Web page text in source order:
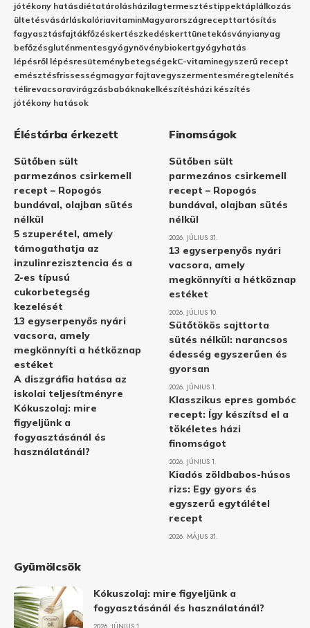
jótékony hatásdiétatárolásházilagtermesztéstippektáplálkozás
ültetésvásárláskalóriavitaminMagyarországrecepttartósítás
fagyasztásfajtákfőzéskertészkedéskerttünetekásványianyag
befőzésgluténmentesgyógynövénybiokertgyógyhatás
lépésről lépésresüteménybetegségekC-vitaminegyszerű recept
emésztésfrissességmagyar fajtavegyszermentesméregtelenítés
télirevacsoravirágzásbabáknakelkészítésházi készítés
jótékony hatások
Éléstárba érkezett
Sütőben sült
parmezános csirkemell
recept – Ropogós
bundával, olajban sütés
nélkül
5 szuperétel, amely
támogathatja az
inzulinrezisztencia és a
2-es típusú
cukorbetegség
kezelését
13 egyserpenyős nyári
vacsora, amely
megkönnyíti a hétköznap
estéket
A diszgráfia hatása az
iskolai teljesítményre
Kókuszolaj: mire
figyeljünk a
fogyasztásánál és
használatánál?
Finomságok
Sütőben sült
parmezános csirkemell
recept – Ropogós
bundával, olajban sütés
nélkül
2026. JÚLIUS 31.
13 egyserpenyős nyári
vacsora, amely
megkönnyíti a hétköznap
estéket
2026. JÚLIUS 10.
Sütőtökös sajttorta
sütés nélkül: narancsos
édesség egyszerűen és
gyorsan
2026. JÚNIUS 1.
Klasszikus epres gombóc
recept: Így készítsd el a
tökéletes házi
finomságot
2026. JÚNIUS 1.
Kiadós zöldbabos-húsos
rizs: Egy gyors és
egyszerű egytálétel
recept
2026. MÁJUS 31.
Gyümölcsök
Kókuszolaj: mire figyeljünk a
fogyasztásánál és használatánál?